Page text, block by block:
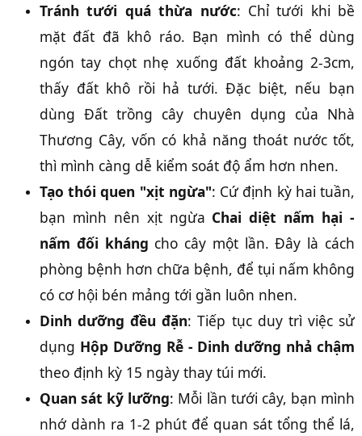
Tránh tưới quá thừa nước: Chỉ tưới khi bề
mặt đất đã khô ráo. Bạn mình có thể dùng
ngón tay chọt nhẹ xuống đất khoảng 2-3cm,
thấy đất khô rồi hả tưới. Đặc biệt, nếu bạn
dùng Đất trồng cây chuyên dụng của Nhà
Thương Cây, vốn có khả năng thoát nước tốt,
thì mình càng dễ kiểm soát độ ẩm hơn nhen.
Tạo thói quen "xịt ngừa": Cứ định kỳ hai tuần,
bạn mình nên xịt ngừa Chai diệt nấm hại -
nấm đối kháng cho cây một lần. Đây là cách
phòng bệnh hơn chữa bệnh, để tụi nấm không
có cơ hội bén mảng tới gần luôn nhen.
Dinh dưỡng đều đặn: Tiếp tục duy trì việc sử
dụng Hộp Dưỡng Rễ - Dinh dưỡng nhả chậm
theo định kỳ 15 ngày thay túi mới.
Quan sát kỹ lưỡng: Mỗi lần tưới cây, bạn mình
nhớ dành ra 1-2 phút để quan sát tổng thể lá,